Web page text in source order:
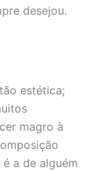
desejou.
estética;
magro à
a de alguém